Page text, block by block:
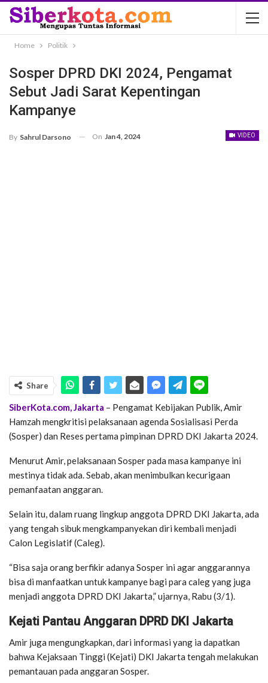
Home Politik
Sosper DPRD DKI 2024, Pengamat
Sebut Jadi Sarat Kepentingan
Kampanye
VIDEO
By Sahrul Darsono On Jan 4, 2024
Share
SiberKota.com, Jakarta – Pengamat Kebijakan Publik, Amir
Hamzah mengkritisi pelaksanaan agenda Sosialisasi Perda
(Sosper) dan Reses pertama pimpinan DPRD DKI Jakarta 2024.
Menurut Amir, pelaksanaan Sosper pada masa kampanye ini
mestinya tidak ada. Sebab, akan menimbulkan kecurigaan
pemanfaatan anggaran.
Selain itu, dalam ruang lingkup anggota DPRD DKI Jakarta, ada
yang tengah sibuk mengkampanyekan diri kembali menjadi
Calon Legislatif (Caleg).
“Bisa saja orang berfikir adanya Sosper ini agar anggarannya
bisa di manfaatkan untuk kampanye bagi para caleg yang juga
menjadi anggota DPRD DKI Jakarta,” ujarnya, Rabu (3/1).
Kejati Pantau Anggaran DPRD DKI Jakarta
Amir juga mengungkapkan, dari informasi yang ia dapatkan
bahwa Kejaksaan Tinggi (Kejati) DKI Jakarta tengah melakukan
pemantauan pada anggaran Sosper.